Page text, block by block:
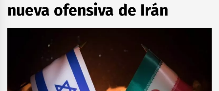
nueva ofensiva de Irán